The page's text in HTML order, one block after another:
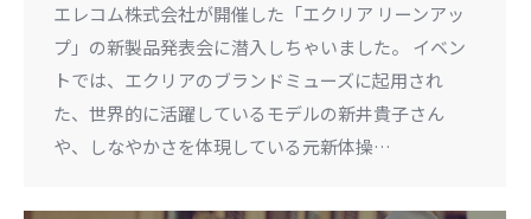
エレコム株式会社が開催した「エクリア リーンアッ
プ」の新製品発表会に潜入しちゃいました。 イベン
トでは、エクリアのブランドミューズに起用され
た、世界的に活躍しているモデルの新井貴子さん
や、しなやかさを体現している元新体操…